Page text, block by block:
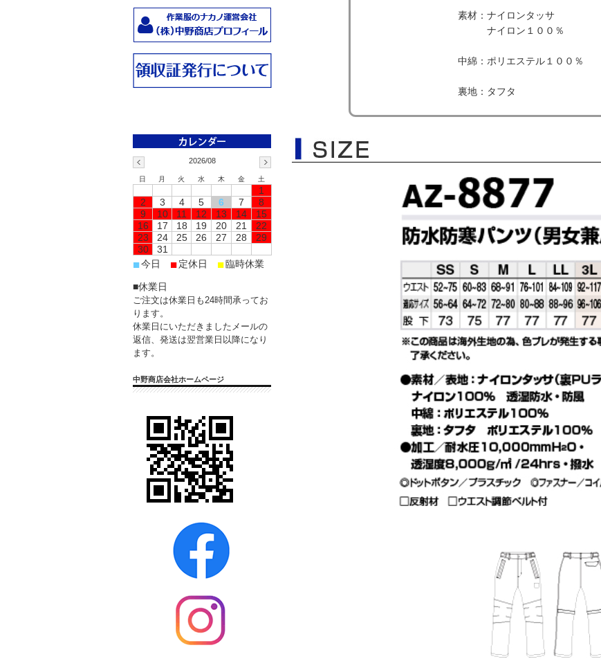
素材：ナイロンタッサ
ナイロン１００％
中綿：ポリエステル１００％
裏地：タフタ
2026/08
日 月 火 水 木 金 土
1
2
3 4 5 6 7
8
9
10 11 12 13 14
15
16
17 18 19 20 21
22
23
24 25 26 27 28
29
30
31
■今日 ■定休日 ■臨時休業
■休業日
ご注文は休業日も24時間承ってお
ります。
休業日にいただきましたメールの
返信、発送は翌営業日以降になり
ます。
中野商店会社ホームページ